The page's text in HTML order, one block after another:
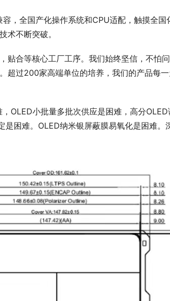
，全国产化操作系统和CPU适配，触摸全国
术不断突破。
贴合等核心工厂工序。我们始终坚信，不怕
超过200家高端单位的培养，我们的产品每
OLED小批量多批次供应是困难，高分
是困难。OLED纳米银屏蔽膜易氧化是困难。